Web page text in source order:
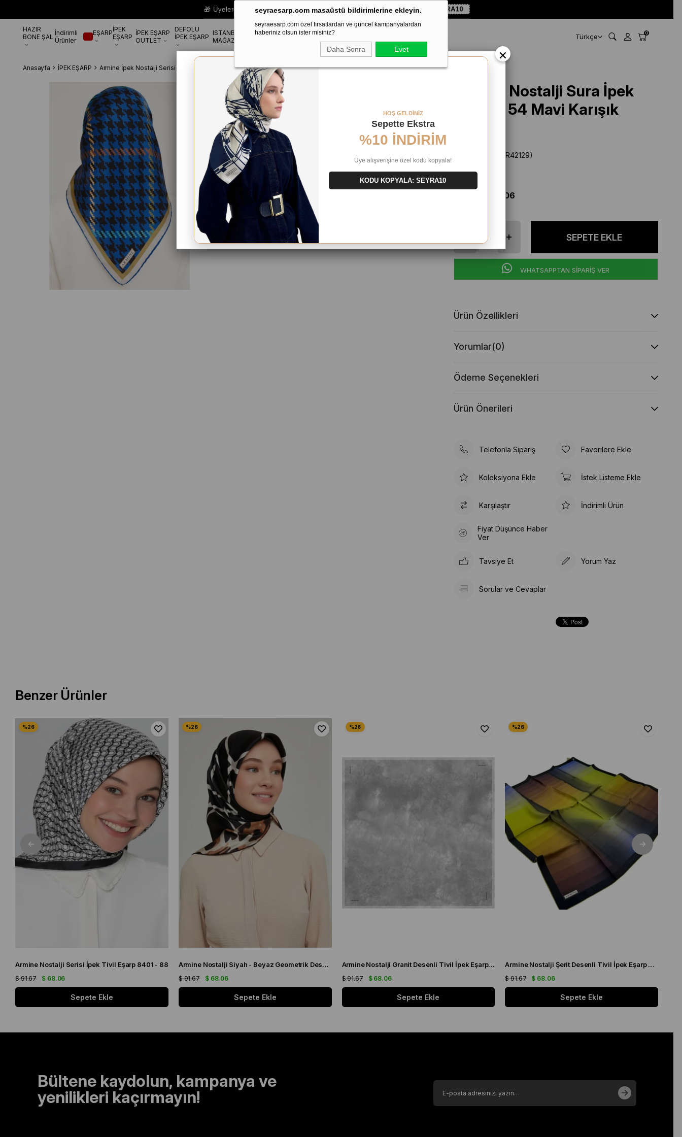
seyraesarp.com masaüstü bildirimlerine ekleyin.
seyraesarp.com özel fırsatlardan ve güncel kampanyalardan
haberiniz olsun ister misiniz?
Daha Sonra Evet
🎁 Üyelere Özel Sepette%10 EKSTRA İNDİRİM HEDİYE ÇEKİ! KOD: SEYRA10
HAZIR
BONE ŞAL İndirimli
Ürünler
EŞARPİPEK
EŞARP İPEK EŞARP
OUTLET
DEFOLU
İPEK EŞARP ISTANBUL
MAĞAZA
ŞALAKSESUAR Türkçe 0
Anasayfa İPEK EŞARP Armine İpek Nostalji Serisi Armine Nostalji Sura İpek 9000 - 54 Mavi Karışık Desen
Armine Nostalji Sura İpek
9000 - 54 Mavi Karışık
(SYR42129)
$ 68.06
WHATSAPPTAN SİPARİŞ VER
Ürün Özellikleri
Yorumlar(0)
Ödeme Seçenekleri
Ürün Önerileri
Telefonla Sipariş Favorilere Ekle
Koleksiyona Ekle İstek Listeme Ekle
Karşılaştır İndirimli Ürün
Fiyat Düşünce Haber
Ver
Tavsiye Et Yorum Yaz
Sorular ve Cevaplar
Benzer Ürünler
Armine Nostalji Serisi İpek Tivil Eşarp 8401 - 88
$ 68.06
$ 91.67
Sepete Ekle
Armine Nostalji Siyah - Beyaz Geometrik Desen Tivil İpek Eşarp 8653 - 20
$ 68.06
$ 91.67
Sepete Ekle
Armine Nostalji Granit Desenli Tivil İpek Eşarp 8333 - 08
$ 68.06
$ 91.67
Sepete Ekle
Armine Nostalji Şerit Desenli Tivil İpek Eşarp 8904 - 36
$ 68.06
$ 91.67
Sepete Ekle
Bültene kaydolun, kampanya ve
yenilikleri kaçırmayın!
×
HOŞ GELDİNİZ
Sepette Ekstra
%10 İNDİRİM
Üye alışverişine özel kodu kopyala!
KODU KOPYALA: SEYRA10